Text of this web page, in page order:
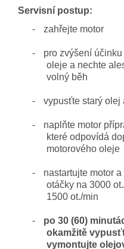
Servisní postup:
-
zahřejte motor
-
pro zvýšení
oleje a nechte
volný běh
- vypusťte starý olej
-
naplňte motor
které odpovídá
motorového oleje
-
nastartujte motor
otáčky na 3000
1500 ot./min
-
po 30 (60)
okamžitě
vymontujte